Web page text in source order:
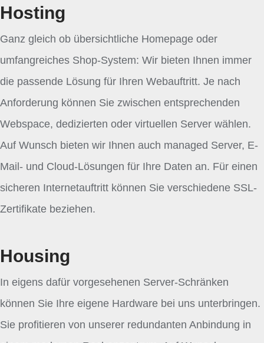
Hosting
Ganz gleich ob übersichtliche Homepage oder
umfangreiches Shop-System: Wir bieten Ihnen immer
die passende Lösung für Ihren Webauftritt. Je nach
Anforderung können Sie zwischen entsprechenden
Webspace, dedizierten oder virtuellen Server wählen.
Auf Wunsch bieten wir Ihnen auch managed Server, E-
Mail- und Cloud-Lösungen für Ihre Daten an. Für einen
sicheren Internetauftritt können Sie verschiedene SSL-
Zertifikate beziehen.
Housing
In eigens dafür vorgesehenen Server-Schränken
können Sie Ihre eigene Hardware bei uns unterbringen.
Sie profitieren von unserer redundanten Anbindung in